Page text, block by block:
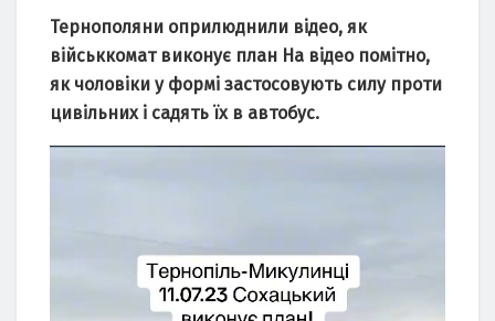
Тернополяни оприлюднили відео, як
військкомат виконує план На відео помітно,
як чоловіки у формі застосовують силу проти
цивільних і садять їх в автобус.